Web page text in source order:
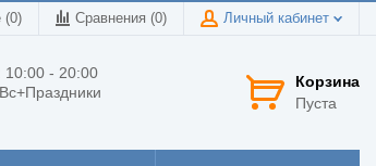
(0) Сравнения (0) Личный кабинет
10:00 - 20:00
Корзина
Пуста